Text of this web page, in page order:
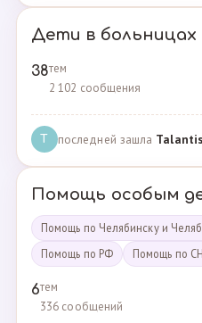
Дети в больницах
38тем
2 102 сообщения
T последней зашла
Помощь особым
Помощь по Челябинску и
Помощь по РФ
Помощь по
6тем
336 сообщений